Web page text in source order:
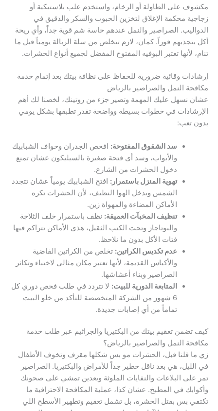
مكشوف على الطاولة أو الرخام، واستخدم علب بلاستيكية أو
زجاجية محكمة الإغلاق لتخزين الحبوب والسكر والدقيق في
الدواليب. الصراصير والنمل عندهم حاسة شم قوية جداً، وأي ريحة
أكل بتجذبهم فوراً. كمان، لازم تتخلص من سلة الزبالة يومياً قبل ما
تنام، لأنها تعتبر البوفيه المفتوح المفضل لجميع أنواع الحشرات.
إرشادات وقائية ضرورية للحفاظ على نظافة بيتك بعد إتمام خدمة
مكافحة النمل والصراصير بالرياض
عشان نسهل عليك المهمة وتصير جزء من روتينك، لخصنا لك أهم
الإرشادات في خطوات بسيطة وواضحة تقدر تطبقها بشكل يومي
بدون تعب:
سد الشقوق المفتوحة: افحص الجدران وحواف الشبابيك
والأبواب، وسد أي فتحة صغيرة بالسيليكون عشان تمنع
دخول الحشرات من الشارع.
تهوية المنزل باستمرار: افتح الشبابيك يومياً عشان تتجدد
الشمس ويدخل الهوا النظيف، لأن الحشرات تكره
الأماكن المضاءة والمهواة زين.
تنظيف المخبآت العميقة: نظف باستمرار خلف الثلاجة
والبوتاجاز وتحت الكنب الثقيل، هذي الأماكن تتراكم فيها
فتات الأكل بدون ما نلاحظ.
عدم تكديس الكراتين: تخلص من الكراتين الفاضية
والأكياس القديمة، لأنها تعتبر مكان مثالي لاختباء وتكاثر
الصراصير وبناء أعشاشها.
المتابعة الدورية للبيت: لا تتردد في طلب فحص دوري كل
6 شهور من الشركة المتخصصة للتأكد من خلو البيت
تماماً من أي إصابات جديدة.
كيف تضمن تعقيم بيتك من البكتيريا والجراثيم عبر طلب خدمة
مكافحة النمل والصراصير بالرياض؟
زي ما قلنا قبل، الحشرات مو بس شكلها مقرف وتخوف الأطفال
في الليل، هي بعد ناقل خطير جداً للأمراض والبكتيريا. الصراصير
تمر على البلاعات والنفايات الملوثة وبعدين تمشي على صحونك
وأكوابك في المطبخ. عشان كذا، عملية المكافحة الاحترافية ما
تكتفي بس بقتل الحشرة، بل تشمل تعقيم وتطهير الأسطح اللي